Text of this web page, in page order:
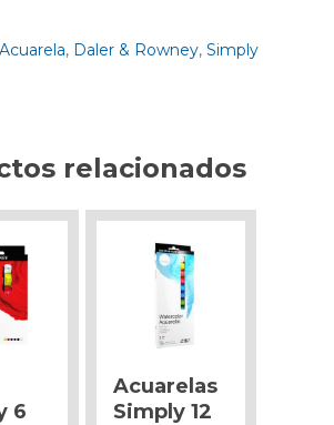
Acuarela, Daler & Rowney, Simply
relacionados
6
Acuarelas
Simply 12